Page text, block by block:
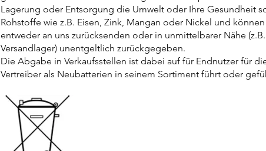
Lagerung oder Entsorgung die Umwelt oder Ihre Gesundheit
Rohstoffe wie z.B. Eisen, Zink, Mangan oder Nickel und
entweder an uns zurücksenden oder in unmittelbarer Nähe
Versandlager) unentgeltlich zurückgegeben.
Die Abgabe in Verkaufsstellen ist dabei auf für Endnutzer für
Vertreiber als Neubatterien in seinem Sortiment führt oder